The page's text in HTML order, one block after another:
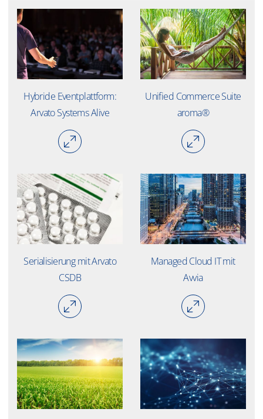
Hybride Eventplattform:
Arvato Systems Alive
Unified Commerce Suite
aroma®
Serialisierung mit Arvato
CSDB
Managed Cloud IT mit
Avvia